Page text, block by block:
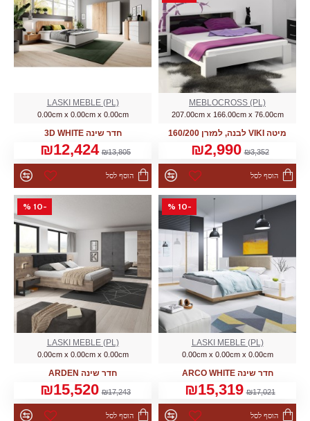
MEBLOCROSS (PL)
207.00cm x 166.00cm x 76.00cm
מיטה VIKI לבנה, למזרן 160/200
₪3,352
₪2,990
הוסף לסל
LASKI MEBLE (PL)
0.00cm x 0.00cm x 0.00cm
חדר שינה 3D WHITE
₪13,805
₪12,424
הוסף לסל
-10 %
LASKI MEBLE (PL)
0.00cm x 0.00cm x 0.00cm
חדר שינה ARCO WHITE
₪17,021
₪15,319
הוסף לסל
-10 %
LASKI MEBLE (PL)
0.00cm x 0.00cm x 0.00cm
חדר שינה ARDEN
₪17,243
₪15,520
הוסף לסל